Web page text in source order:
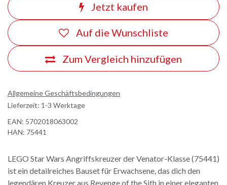
Jetzt kaufen
Zum Vergleich hinzufügen
Auf die Wunschliste
Allgemeine Geschäftsbedingungen
Lieferzeit: 1-3 Werktage
EAN: 5702018063002
HAN: 75441
LEGO Star Wars Angriffskreuzer der Venator-Klasse (75441)
ist ein detailreiches Bauset für Erwachsene, das dich den
legendären Kreuzer aus Revenge of the Sith in einer eleganten